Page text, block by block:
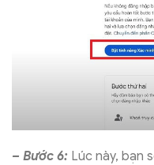
– Bước 6: Lúc này, bạn